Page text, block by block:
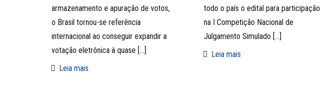
armazenamento e apuração de votos,
o Brasil tornou-se referência
internacional ao conseguir expandir a
votação eletrônica à quase […]
Leia mais
todo o país o edital para participação
na I Competição Nacional de
Julgamento Simulado […]
Leia mais